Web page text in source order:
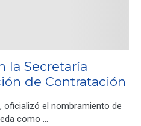
la Secretaría
de Contratación
oficializó el nombramiento de
como …